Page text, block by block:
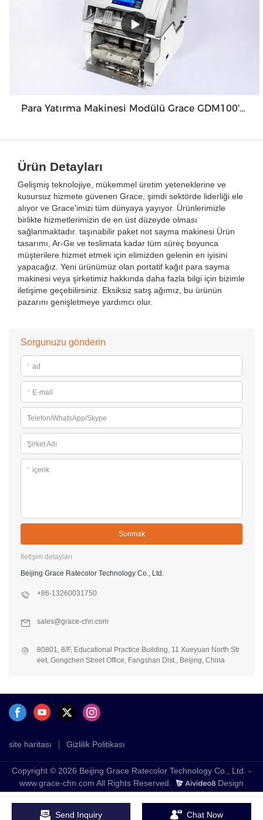
Para Yatırma Makinesi Modülü Grace GDM100'ü Optimize Etmek İçin Tasarlanmış Eşsiz Özellikler
Ürün Detayları
Gelişmiş teknolojiye, mükemmel üretim yeteneklerine ve
kusursuz hizmete güvenen Grace, şimdi sektörde liderliği ele
alıyor ve Grace'imizi tüm dünyaya yayıyor. Ürünlerimizle
birlikte hizmetlerimizin de en üst düzeyde olması
sağlanmaktadır. taşınabilir paket not sayma makinesi Ürün
tasarımı, Ar-Ge ve teslimata kadar tüm süreç boyunca
müşterilere hizmet etmek için elimizden gelenin en iyisini
yapacağız. Yeni ürünümüz olan portatif kağıt para sayma
makinesi veya şirketimiz hakkında daha fazla bilgi için bizimle
iletişime geçebilirsiniz. Eksiksiz satış ağımız, bu ürünün
pazarını genişletmeye yardımcı olur.
Sorgunuzu gönderin
* ad
* E-mail
Telefon/WhatsApp/Skype
Şirket Adı
* içerik
Sunmak
İletişim detayları
Beijing Grace Ratecolor Technology Co., Ltd.
+86-13260031750
sales@grace-chn.com
80801, 8/F, Educational Practice Building, 11 Xueyuan North Str
eet, Gongchen Street Office, Fangshan Dist., Beijing, China
site haritası Gizlilik Politikası
Copyright © 2026 Beijing Grace Ratecolor Technology Co., Ltd. -
www.grace-chn.com All Rights Reserved.
Design
Send Inquiry Chat Now